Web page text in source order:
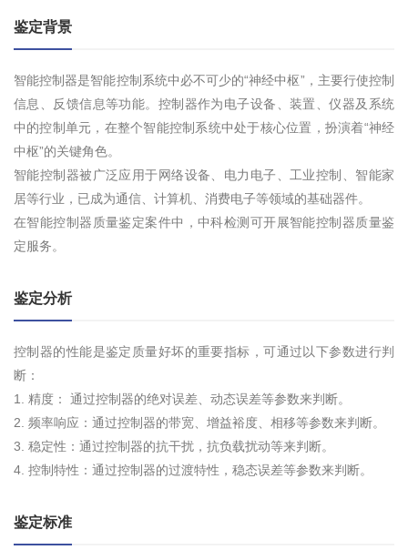
鉴定背景
智能控制器是智能控制系统中必不可少的“神经中枢”，主要行使控制
信息、反馈信息等功能。控制器作为电子设备、装置、仪器及系统
中的控制单元，在整个智能控制系统中处于核心位置，扮演着“神经
中枢”的关键角色。
智能控制器被广泛应用于网络设备、电力电子、工业控制、智能家
居等行业，已成为通信、计算机、消费电子等领域的基础器件。
在智能控制器质量鉴定案件中，中科检测可开展智能控制器质量鉴
定服务。
鉴定分析
控制器的性能是鉴定质量好坏的重要指标，可通过以下参数进行判
断：
1. 精度： 通过控制器的绝对误差、动态误差等参数来判断。
2. 频率响应：通过控制器的带宽、增益裕度、相移等参数来判断。
3. 稳定性：通过控制器的抗干扰，抗负载扰动等来判断。
4. 控制特性：通过控制器的过渡特性，稳态误差等参数来判断。
鉴定标准